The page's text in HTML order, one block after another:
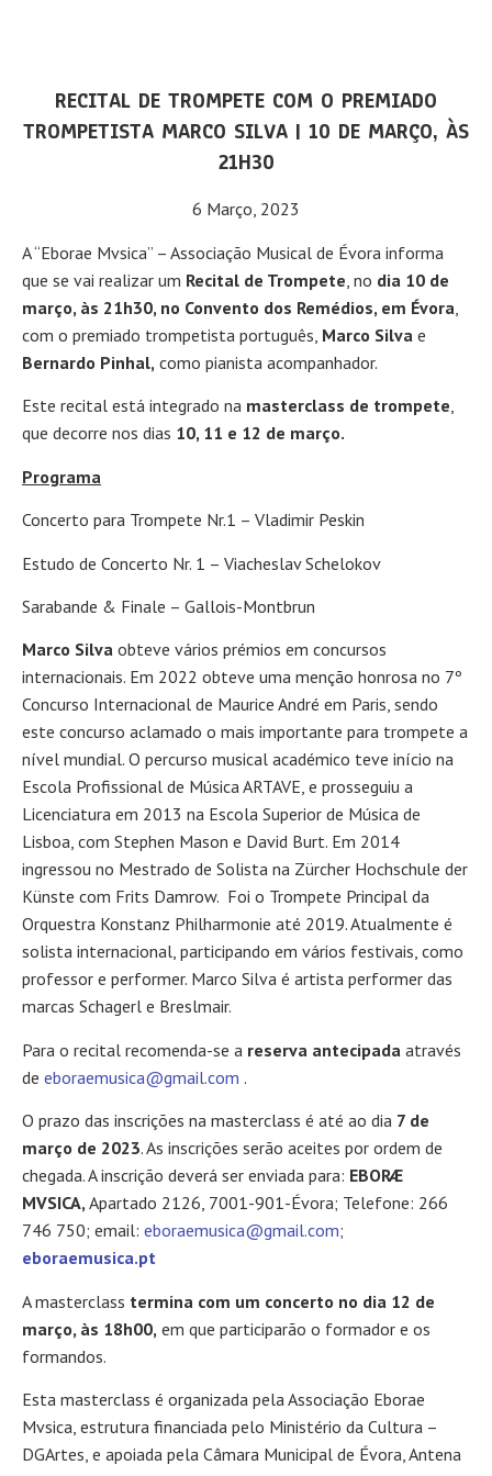
RECITAL DE TROMPETE COM O PREMIADO
TROMPETISTA MARCO SILVA | 10 DE MARÇO, ÀS
21H30
6 Março, 2023
A “Eborae Mvsica” – Associação Musical de Évora informa
que se vai realizar um Recital de Trompete, no dia 10 de
março, às 21h30, no Convento dos Remédios, em Évora,
com o premiado trompetista português, Marco Silva e
Bernardo Pinhal, como pianista acompanhador.
Este recital está integrado na masterclass de trompete,
que decorre nos dias 10, 11 e 12 de março.
Programa
Concerto para Trompete Nr.1 – Vladimir Peskin
Estudo de Concerto Nr. 1 – Viacheslav Schelokov
Sarabande & Finale – Gallois-Montbrun
Marco Silva obteve vários prémios em concursos
internacionais. Em 2022 obteve uma menção honrosa no 7º
Concurso Internacional de Maurice André em Paris, sendo
este concurso aclamado o mais importante para trompete a
nível mundial. O percurso musical académico teve início na
Escola Profissional de Música ARTAVE, e prosseguiu a
Licenciatura em 2013 na Escola Superior de Música de
Lisboa, com Stephen Mason e David Burt. Em 2014
ingressou no Mestrado de Solista na Zürcher Hochschule der
Künste com Frits Damrow. Foi o Trompete Principal da
Orquestra Konstanz Philharmonie até 2019. Atualmente é
solista internacional, participando em vários festivais, como
professor e performer. Marco Silva é artista performer das
marcas Schagerl e Breslmair.
Para o recital recomenda-se a reserva antecipada através
de eboraemusica@gmail.com .
O prazo das inscrições na masterclass é até ao dia 7 de
março de 2023. As inscrições serão aceites por ordem de
chegada. A inscrição deverá ser enviada para: EBORÆ
MVSICA, Apartado 2126, 7001-901-Évora; Telefone: 266
746 750; email: eboraemusica@gmail.com;
eboraemusica.pt
A masterclass termina com um concerto no dia 12 de
março, às 18h00, em que participarão o formador e os
formandos.
Esta masterclass é organizada pela Associação Eborae
Mvsica, estrutura financiada pelo Ministério da Cultura –
DGArtes, e apoiada pela Câmara Municipal de Évora, Antena